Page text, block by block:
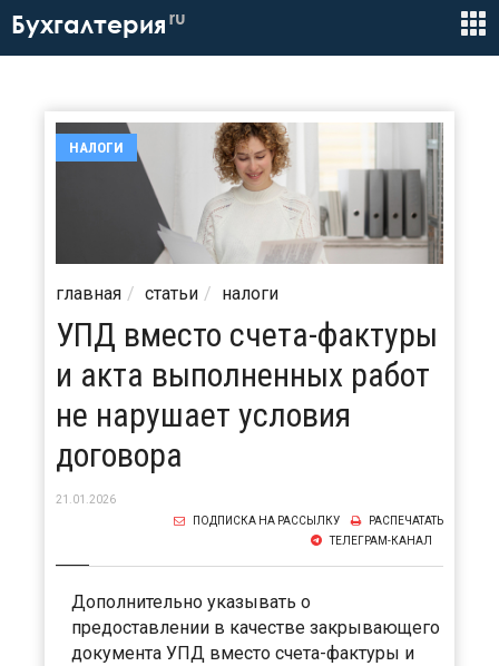
Бухгалтерия ru
НАЛОГИ
главная статьи налоги
УПД вместо счета-фактуры
и акта выполненных работ
не нарушает условия
договора
21.01.2026
РАСПЕЧАТАТЬ
ПОДПИСКА НА РАССЫЛКУ
ТЕЛЕГРАМ-КАНАЛ
Дополнительно указывать о
предоставлении в качестве закрывающего
документа УПД вместо счета-фактуры и